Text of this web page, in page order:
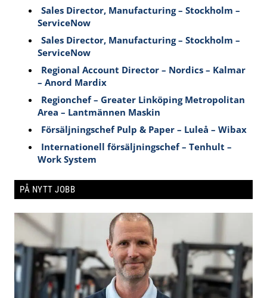
Sales Director, Manufacturing – Stockholm –
ServiceNow
Sales Director, Manufacturing – Stockholm –
ServiceNow
Regional Account Director – Nordics – Kalmar
– Anord Mardix
Regionchef – Greater Linköping Metropolitan
Area – Lantmännen Maskin
Försäljningschef Pulp & Paper – Luleå – Wibax
Internationell försäljningschef – Tenhult –
Work System
PÅ NYTT JOBB